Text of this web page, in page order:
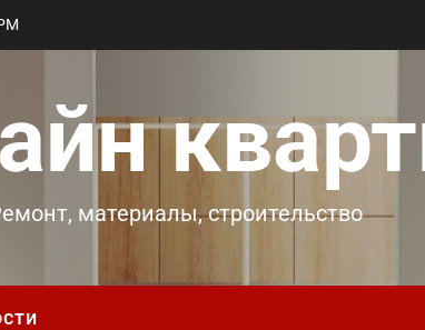
материалы, строительство